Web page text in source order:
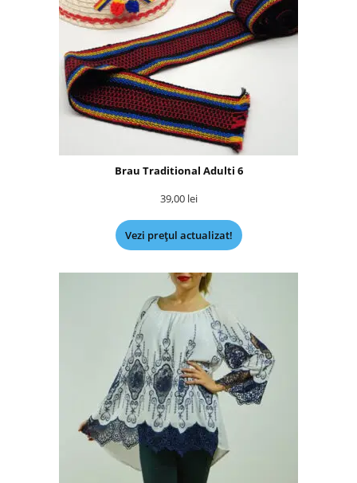
Brau Traditional Adulti 6
39,00 lei
Vezi prețul actualizat!